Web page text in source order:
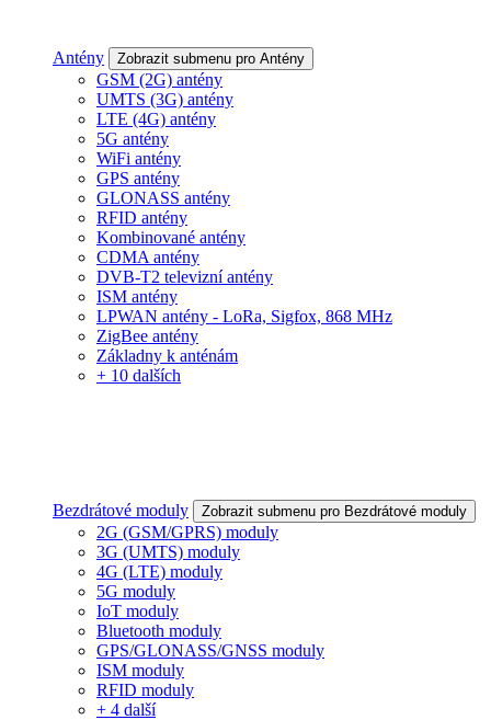
Antény Zobrazit submenu pro Antény
GSM (2G) antény
UMTS (3G) antény
LTE (4G) antény
5G antény
WiFi antény
GPS antény
GLONASS antény
RFID antény
Kombinované antény
CDMA antény
DVB-T2 televizní antény
ISM antény
LPWAN antény - LoRa, Sigfox, 868 MHz
ZigBee antény
Základny k anténám
+ 10 dalších
Bezdrátové moduly Zobrazit submenu pro Bezdrátové moduly
2G (GSM/GPRS) moduly
3G (UMTS) moduly
4G (LTE) moduly
5G moduly
IoT moduly
Bluetooth moduly
GPS/GLONASS/GNSS moduly
ISM moduly
RFID moduly
+ 4 další